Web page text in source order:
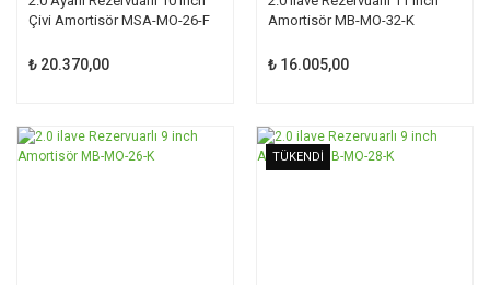
Çivi Amortisör MSA-MO-26-F
₺ 20.370,00
Amortisör MB-MO-32-K
₺ 16.005,00
TÜKENDİ TÜKENDİ